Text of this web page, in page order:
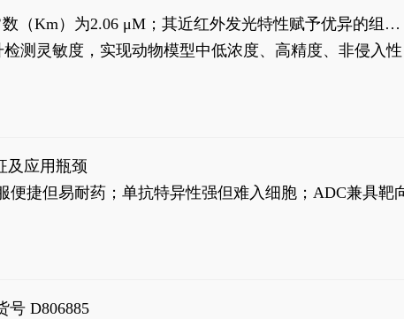
（Km）为2.06 μM；其近红外发光特性赋予优异的组织
式生物发光动态追踪。
测灵敏度，实现动物模型中低浓度、高精度、非侵入性
及应用瓶颈
便捷但易耐药；单抗特异性强但难入细胞；ADC兼具靶
号 D806885